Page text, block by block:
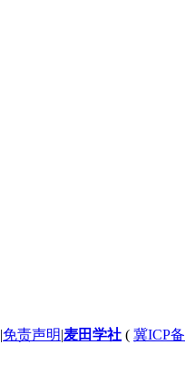
|免责声明|麦田学社 ( 冀ICP备